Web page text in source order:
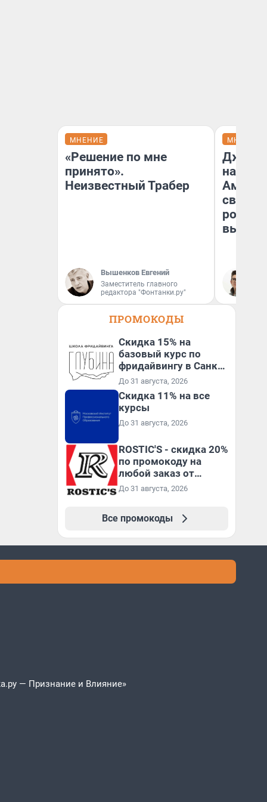
МНЕНИЕ
«Решение по мне
принято».
Неизвестный Трабер
Вышенков Евгений
Заместитель главного
редактора "Фонтанки.ру"
МНЕНИЕ
наша
свой
вышло
ПРОМОКОДЫ
Скидка 15% на
базовый курс по
фридайвингу в Санкт-
Петербурге
До 31 августа, 2026
Скидка 11% на все
курсы
До 31 августа, 2026
ROSTIC'S - скидка 20%
по промокоду на
любой заказ от
3199₽!
До 31 августа, 2026
Все промокоды
— Признание и Влияние»